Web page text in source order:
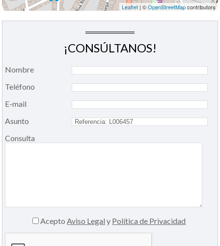
Leaflet| ©OpenStreetMapcontributors
¡CONSÚLTANOS!
Nombre
Teléfono
E-mail
Asunto
Consulta
AceptoAviso Legal y Política de Privacidad